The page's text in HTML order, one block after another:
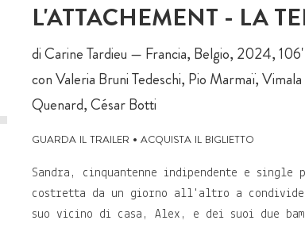
L'ATTACHEMENT - LA
di Carine Tardieu — Francia, Belgio, 2024, 106'
con Valeria Bruni Tedeschi, Pio Marmaï,
Quenard, César Botti
guarda il trailer •acquista il biglietto
Sandra, cinquantenne indipendente e
costretta da un giorno all'altro a
suo vicino di casa, Alex, e dei suoi due